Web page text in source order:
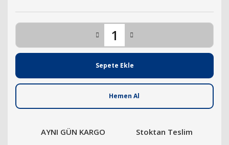
Sepete Ekle
Hemen Al
AYNI GÜN KARGO Stoktan Teslim